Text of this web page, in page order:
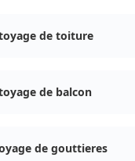
de toiture
de balcon
de gouttieres